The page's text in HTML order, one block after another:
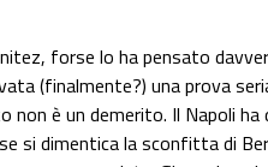
forse lo ha pensato
(finalmente?) una prova
è un demerito. Il Napoli
si dimentica la sconfitta di